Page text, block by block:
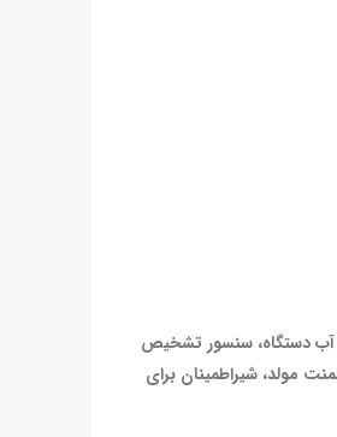
آب دستگاه، سنسور تشخیص
مولد، شیراطمینان برای